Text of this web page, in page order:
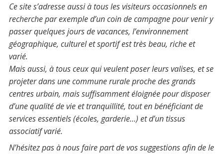
Ce site s’adresse aussi à tous les visiteurs occasionnels en
recherche par exemple d’un coin de campagne pour venir y
passer quelques jours de vacances, l’environnement
géographique, culturel et sportif est très beau, riche et
varié.
Mais aussi, à tous ceux qui veulent poser leurs valises, et se
projeter dans une commune rurale proche des grands
centres urbain, mais suffisamment éloignée pour disposer
d’une qualité de vie et tranquillité, tout en bénéficiant de
services essentiels (écoles, garderie…) et d’un tissus
associatif varié.
N’hésitez pas à nous faire part de vos suggestions afin de le